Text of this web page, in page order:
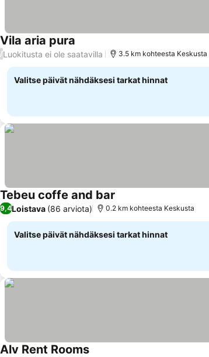
Vila aria pura
/Luokitusta ei ole saatavilla 3.5 km kohteesta Keskusta
Valitse päivät nähdäksesi tarkat hinnat
Tebeu coffe and bar
9,4Loistava (86 arviota) 0.2 km kohteesta Keskusta
Valitse päivät nähdäksesi tarkat hinnat
Alv Rent Rooms